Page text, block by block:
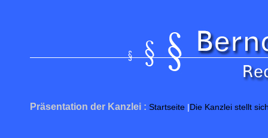
Präsentation der Kanzlei : Startseite |Die Kanzlei stellt